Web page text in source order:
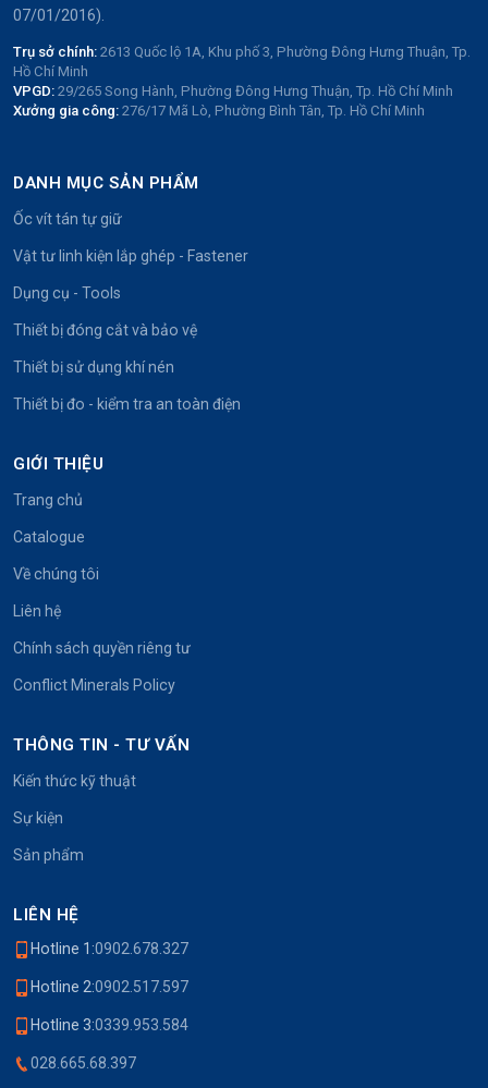
07/01/2016).
Trụ sở chính: 2613 Quốc lộ 1A, Khu phố 3, Phường Đông Hưng Thuận, Tp.
Hồ Chí Minh
VPGD: 29/265 Song Hành, Phường Đông Hưng Thuận, Tp. Hồ Chí Minh
Xưởng gia công: 276/17 Mã Lò, Phường Bình Tân, Tp. Hồ Chí Minh
DANH MỤC SẢN PHẨM
Ốc vít tán tự giữ
Vật tư linh kiện lắp ghép - Fastener
Dụng cụ - Tools
Thiết bị đóng cắt và bảo vệ
Thiết bị sử dụng khí nén
Thiết bị đo - kiểm tra an toàn điện
GIỚI THIỆU
Trang chủ
Catalogue
Về chúng tôi
Liên hệ
Chính sách quyền riêng tư
Conflict Minerals Policy
THÔNG TIN - TƯ VẤN
Kiến thức kỹ thuật
Sự kiện
Sản phẩm
LIÊN HỆ
Hotline 1:0902.678.327
Hotline 2:0902.517.597
Hotline 3:0339.953.584
028.665.68.397